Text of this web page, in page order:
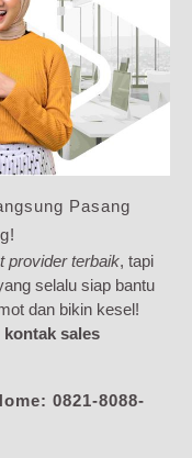
Pasang
provider terbaik, tapi
selalu siap bantu
dan bikin kesel!
sales
0821-8088-